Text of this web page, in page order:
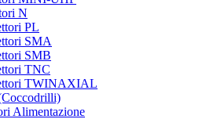
N
PL
SMA
SMB
TNC
TWINAXIAL
Alimentazione